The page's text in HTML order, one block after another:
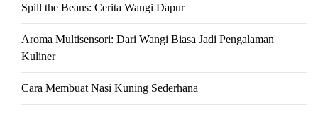
Spill the Beans: Cerita Wangi Dapur
Aroma Multisensori: Dari Wangi Biasa Jadi Pengalaman
Kuliner
Cara Membuat Nasi Kuning Sederhana